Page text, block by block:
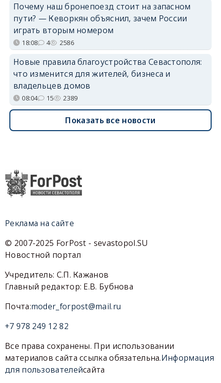
Почему наш бронепоезд стоит на запасном
пути? — Кеворкян объяснил, зачем России
играть вторым номером
18:08 4 2586
Новые правила благоустройства Севастополя:
что изменится для жителей, бизнеса и
владельцев домов
08:04 15 2389
Показать все новости
Реклама на сайте
© 2007-2025 ForPost - sevastopol.SU
Новостной портал
Учредитель: С.П. Кажанов
Главный редактор: Е.В. Бубнова
Почта:moder_forpost@mail.ru
+7 978 249 12 82
Все права сохранены. При использовании
материалов сайта ссылка обязательна.Информация
для пользователейсайта